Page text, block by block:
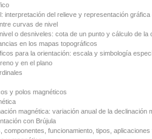
interpretación del relieve y representación gráfica
curvas de nivel
o desniveles: cota de un punto y cálculo de
en los mapas topográficos
para la orientación: escala y simbología
y en el plano
y polos magnéticos
magnética: variación anual de la declinación
con Brújula
componentes, funcionamiento, tipos, aplicaciones